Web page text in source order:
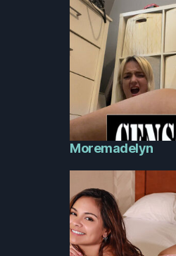
Moremadelyn